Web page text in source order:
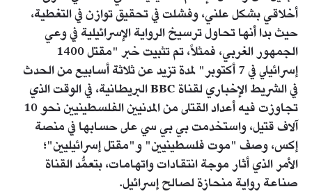
أخلاقي بشكل علني، وفشلت في تحقيق توازن في التغطية،
حيث بدا أنها تحاول ترسيخ الرواية الإسرائيلية في وعي
الجمهور الغربي، فمثلاً، تم تثبيت خبر "مقتل 1400
إسرائيلي في 7 أكتوبر" لمدة تزيد عن ثلاثة أسابيع من الحدث
في الشريط الإخباري لقناة BBC البريطانية، في الوقت الذي
تجاوزت فيه أعداد القتلى من المدنيين الفلسطينيين نحو 10
آلاف قتيل، واستخدمت بي بي سي على حسابها في منصة
إكس، وصف "موت فلسطينيين" و"مقتل إسرائيليين"؛
الأمر الذي أثار موجة انتقادات واتهامات، بتعمُّد القناة
صناعة رواية منحازة لصالح إسرائيل.